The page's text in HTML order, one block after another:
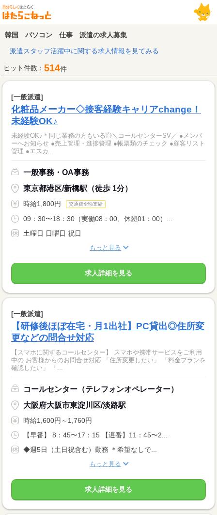
韓国 パソコン 仕事 派遣の求人募集
派遣スタッフ活躍中に関する求人情報を見てみる
ヒット件数： 514件
[一般派遣]
化粧品メーカー◇接客経験キャリアchange！
未経験OK♪
未経験OK♪＊同じ業務の方もいる◎＼コールセンターSV／ ●メンバ
ーへお知らせ ●売上管理・進捗管理 ●帳票類のチェック ●顧客リスト
管理 ●エスカ...
一般事務・OA事務
東京都港区/新橋駅（徒歩 1分）
時給1,800円 交通費全額支給
09：30〜18：30（実働08：00、休憩01：00）...
土曜日 日曜日 祝日
もっと見る
求人詳細を見る
[一般派遣]
【研修後ほぼ在宅・月1出社】PC貸出◎住所変
更などの問合せ対応
【スマホに関するコールセンター】 スマホや携帯サービスをご利用
中の お客様からのお問合せ対応 「住所変更したい」 「料金プランを
確認したい」 「...
コールセンター（テレフォンオペレーター）
大阪府大阪市東淀川区/淡路駅
時給1,600円～1,760円
【早番】 8：45〜17：15 【遅番】11：45〜2...
◆週5日（土日祝含む）勤務 ＊希望なしで...
もっと見る
求人詳細を見る